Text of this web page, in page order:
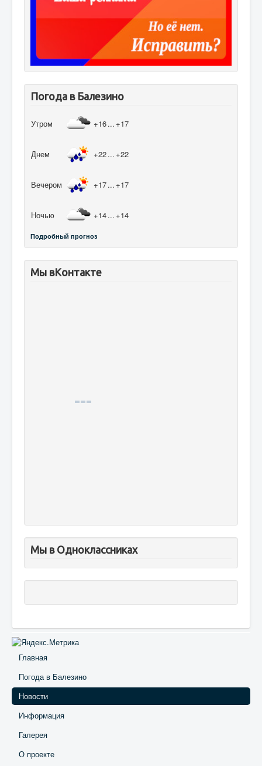
Погода в Балезино
Утром +16... +17
Днем +22... +22
Вечером +17... +17
Ночью +14... +14
Подробный прогноз
Мы вКонтакте
Мы в Одноклассниках
Главная
Погода в Балезино
Новости
Информация
Галерея
О проекте